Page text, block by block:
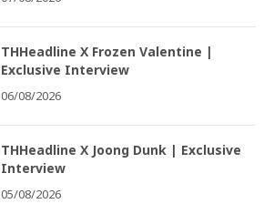
THHeadline X Frozen Valentine |
Exclusive Interview
06/08/2026
THHeadline X Joong Dunk | Exclusive
Interview
05/08/2026